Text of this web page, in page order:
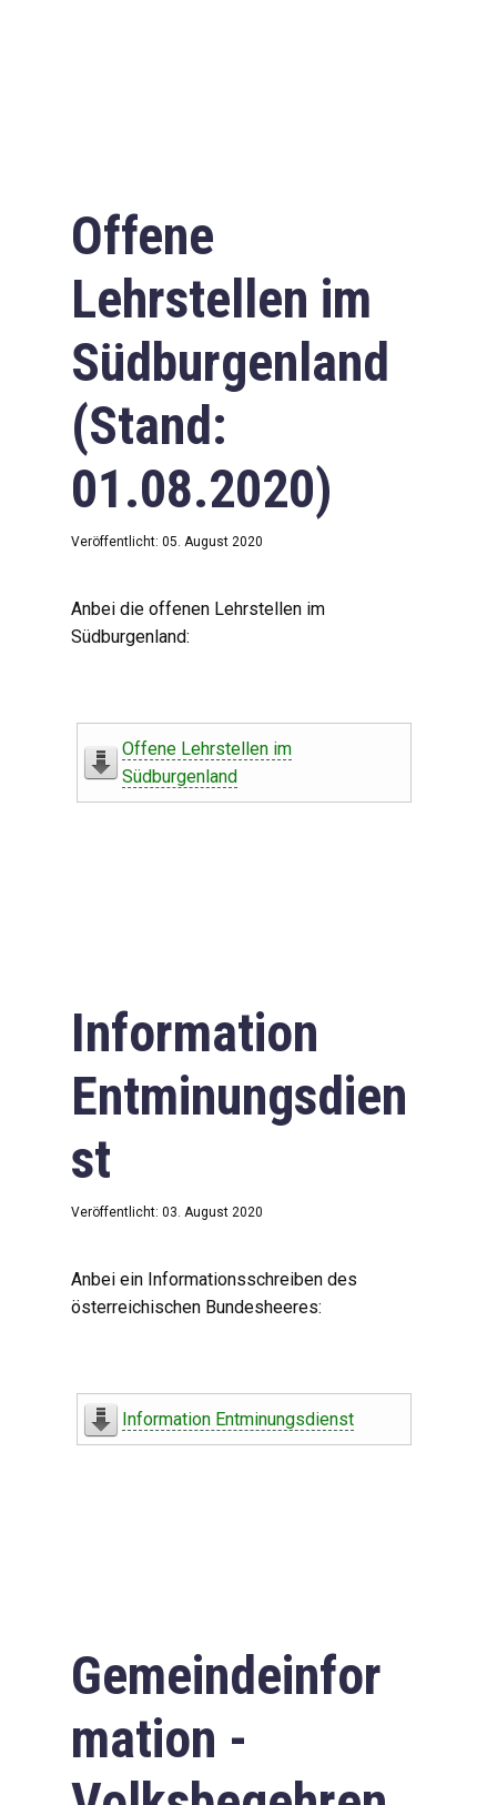
Offene
Lehrstellen im
Südburgenland
(Stand:
01.08.2020)
Veröffentlicht: 05. August 2020
Anbei die offenen Lehrstellen im
Südburgenland:
Offene Lehrstellen im
Südburgenland
Information
Entminungsdien
st
Veröffentlicht: 03. August 2020
Anbei ein Informationsschreiben des
österreichischen Bundesheeres:
Information Entminungsdienst
Gemeindeinfor
mation -